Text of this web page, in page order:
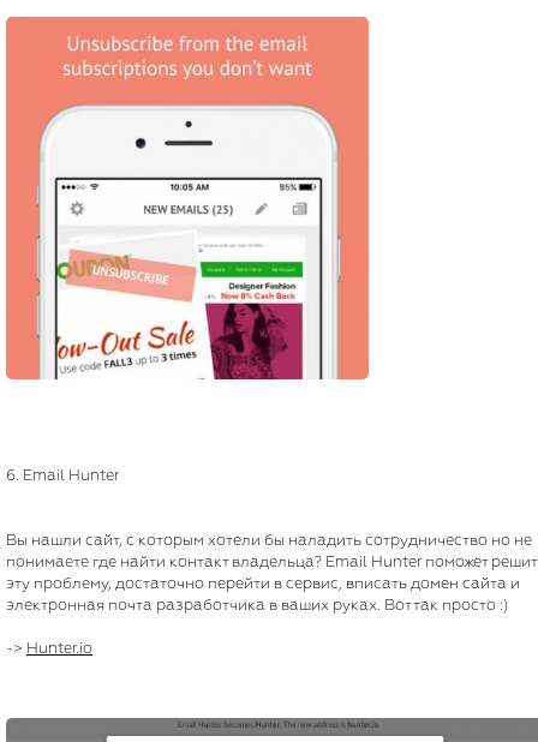
6. Email Hunter
Вы нашли сайт, с которым хотели бы наладить сотрудничество но не
понимаете где найти контакт владельца? Email Hunter поможет
эту проблему, достаточно перейти в сервис, вписать домен сайта и
электронная почта разработчика в ваших руках. Вот так просто :)
-> Hunter.io